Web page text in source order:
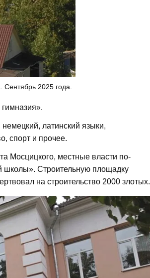
2025 года.
латинский языки,
спорт и прочее.
Мосцицкого, местные власти по-
школы». Строительную площадку
на строительство 2000 злотых.